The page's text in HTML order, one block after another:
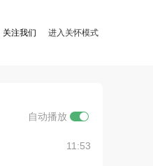
关注我们 进入关怀模式
自动播放
11:53